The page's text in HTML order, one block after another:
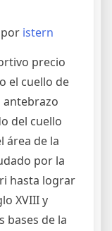
por istern
el cuello de
antebrazo
del cuello
área de la
por la
hasta lograr
XVIII y
bases de la